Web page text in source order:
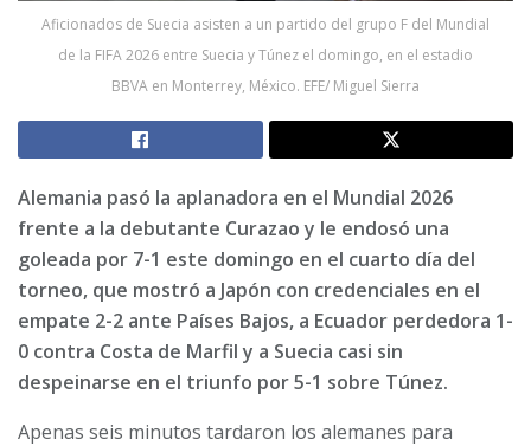
Aficionados de Suecia asisten a un partido del grupo F del Mundial
de la FIFA 2026 entre Suecia y Túnez el domingo, en el estadio
BBVA en Monterrey, México. EFE/ Miguel Sierra
Alemania pasó la aplanadora en el Mundial 2026
frente a la debutante Curazao y le endosó una
goleada por 7-1 este domingo en el cuarto día del
torneo, que mostró a Japón con credenciales en el
empate 2-2 ante Países Bajos, a Ecuador perdedora 1-
0 contra Costa de Marfil y a Suecia casi sin
despeinarse en el triunfo por 5-1 sobre Túnez.
Apenas seis minutos tardaron los alemanes para